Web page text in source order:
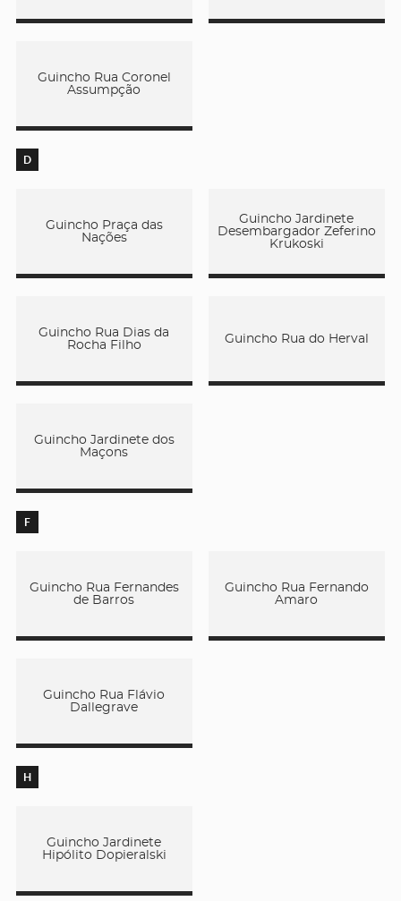
Guincho Rua Coronel
Assumpção
D
Guincho Praça das
Nações
Guincho Jardinete
Desembargador Zeferino
Krukoski
Guincho Rua Dias da
Rocha Filho
Guincho Rua do Herval
Guincho Jardinete dos
Maçons
F
Guincho Rua Fernandes
de Barros
Guincho Rua Fernando
Amaro
Guincho Rua Flávio
Dallegrave
H
Guincho Jardinete
Hipólito Dopieralski